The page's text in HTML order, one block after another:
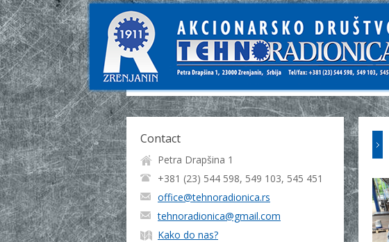
Contact
Petra Drapšina 1
+381 (23) 544 598, 549 103, 545 451
office@tehnoradionica.rs
tehnoradionica@gmail.com
Kako do nas?